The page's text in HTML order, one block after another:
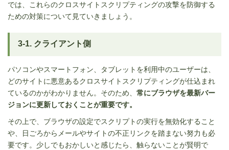
では、これらのクロスサイトスクリプティングの攻撃を防御する
ための対策について見ていきましょう。
3-1. クライアント側
パソコンやスマートフォン、タブレットを利用中のユーザーは、
どのサイトに悪意あるクロスサイトスクリプティングが仕込まれ
ているのかがわかりません。そのため、 常にブラウザを最新バー
ジョンに更新しておくことが重要です。
その上で、ブラウザの設定でスクリプトの実行を無効化すること
や、日ごろからメールやサイトの不正リンクを踏まない努力も必
要です。少しでもおかしいと感じたら、触らないことが賢明で